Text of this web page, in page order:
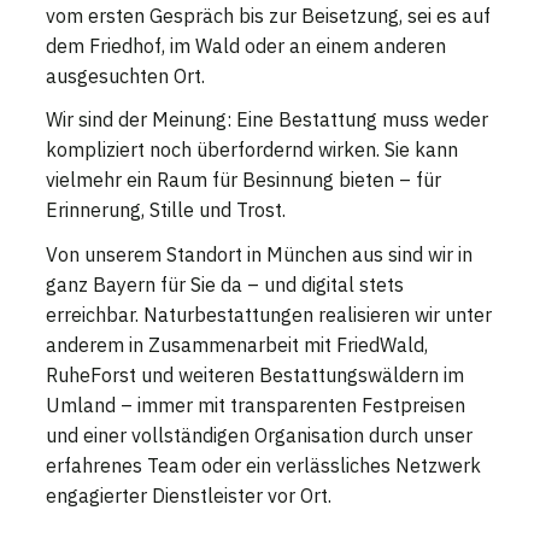
vom ersten Gespräch bis zur Beisetzung, sei es auf
dem Friedhof, im Wald oder an einem anderen
ausgesuchten Ort.
Wir sind der Meinung: Eine Bestattung muss weder
kompliziert noch überfordernd wirken. Sie kann
vielmehr ein Raum für Besinnung bieten – für
Erinnerung, Stille und Trost.
Von unserem Standort in München aus sind wir in
ganz Bayern für Sie da – und digital stets
erreichbar. Naturbestattungen realisieren wir unter
anderem in Zusammenarbeit mit FriedWald,
RuheForst und weiteren Bestattungswäldern im
Umland – immer mit transparenten Festpreisen
und einer vollständigen Organisation durch unser
erfahrenes Team oder ein verlässliches Netzwerk
engagierter Dienstleister vor Ort.